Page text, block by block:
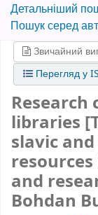
Детальніший
Пошук серед
Звичайний
Перегляд у
Research
libraries
slavic
and
Bohdan